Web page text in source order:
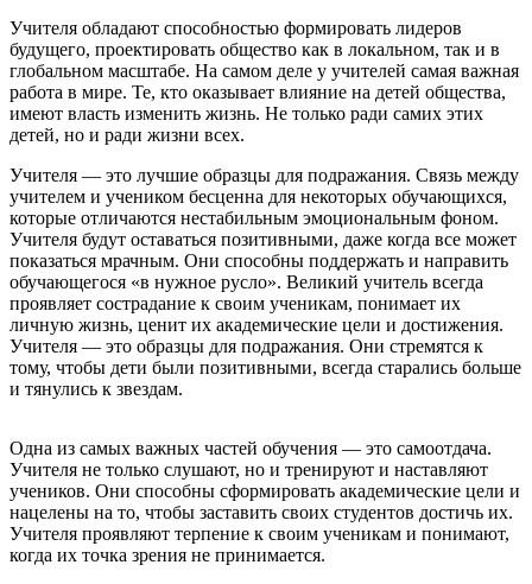
Учителя обладают способностью формировать лидеров
будущего, проектировать общество как в локальном, так и в
глобальном масштабе. На самом деле у учителей самая важная
работа в мире. Те, кто оказывает влияние на детей общества,
имеют власть изменить жизнь. Не только ради самих этих
детей, но и ради жизни всех.
Учителя — это лучшие образцы для подражания. Связь между
учителем и учеником бесценна для некоторых обучающихся,
которые отличаются нестабильным эмоциональным фоном.
Учителя будут оставаться позитивными, даже когда все может
показаться мрачным. Они способны поддержать и направить
обучающегося «в нужное русло». Великий учитель всегда
проявляет сострадание к своим ученикам, понимает их
личную жизнь, ценит их академические цели и достижения.
Учителя — это образцы для подражания. Они стремятся к
тому, чтобы дети были позитивными, всегда старались больше
и тянулись к звездам.
Одна из самых важных частей обучения — это самоотдача.
Учителя не только слушают, но и тренируют и наставляют
учеников. Они способны сформировать академические цели и
нацелены на то, чтобы заставить своих студентов достичь их.
Учителя проявляют терпение к своим ученикам и понимают,
когда их точка зрения не принимается.